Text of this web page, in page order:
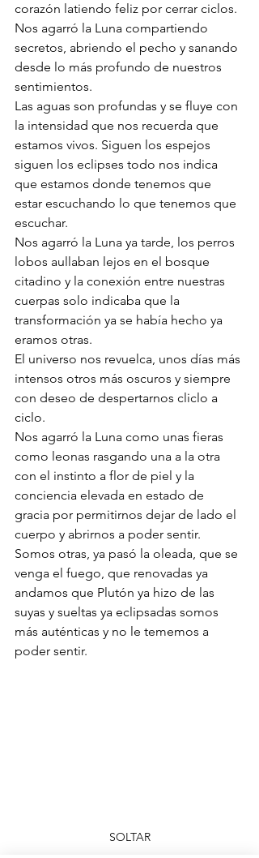
corazón latiendo feliz por cerrar ciclos.
Nos agarró la Luna compartiendo
secretos, abriendo el pecho y sanando
desde lo más profundo de nuestros
sentimientos.
Las aguas son profundas y se fluye con
la intensidad que nos recuerda que
estamos vivos. Siguen los espejos
siguen los eclipses todo nos indica
que estamos donde tenemos que
estar escuchando lo que tenemos que
escuchar.
Nos agarró la Luna ya tarde, los perros
lobos aullaban lejos en el bosque
citadino y la conexión entre nuestras
cuerpas solo indicaba que la
transformación ya se había hecho ya
eramos otras.
El universo nos revuelca, unos días más
intensos otros más oscuros y siempre
con deseo de despertarnos cliclo a
ciclo.
Nos agarró la Luna como unas fieras
como leonas rasgando una a la otra
con el instinto a flor de piel y la
conciencia elevada en estado de
gracia por permitirnos dejar de lado el
cuerpo y abrirnos a poder sentir.
Somos otras, ya pasó la oleada, que se
venga el fuego, que renovadas ya
andamos que Plutón ya hizo de las
suyas y sueltas ya eclipsadas somos
más auténticas y no le tememos a
poder sentir.
SOLTAR